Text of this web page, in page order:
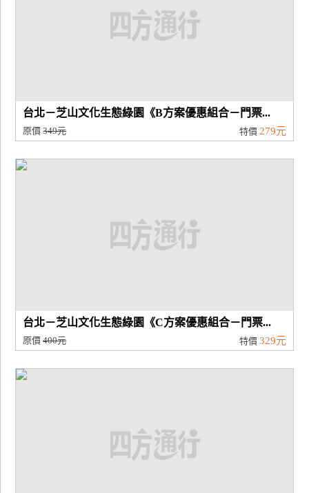
台北－芝山文化生態綠園《B方案優惠組合－門票...
原價349元 特價 279元
台北－芝山文化生態綠園《C方案優惠組合－門票...
原價400元 特價 329元